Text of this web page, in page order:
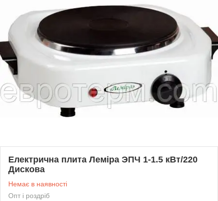
Електрична плита Леміра ЭПЧ 1-1.5 кВт/220
Дискова
Немає в наявності
Опт і роздріб